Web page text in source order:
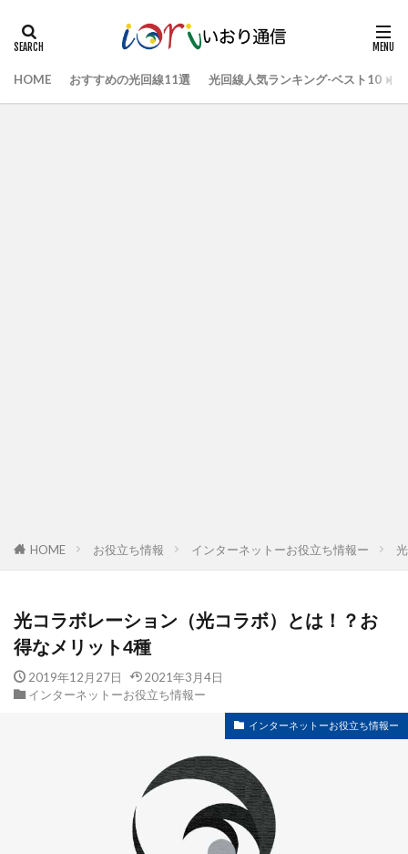
HOME おすすめの光回線11選 光回線人気ランキング-ベスト10
HOME お役立ち情報 インターネットーお役立ち情報ー
光コラボレーション（光コラボ）とは！？お
得なメリット4種
2019年12月27日
2021年3月4日
インターネットーお役立ち情報ー
インターネットーお役立ち情報ー